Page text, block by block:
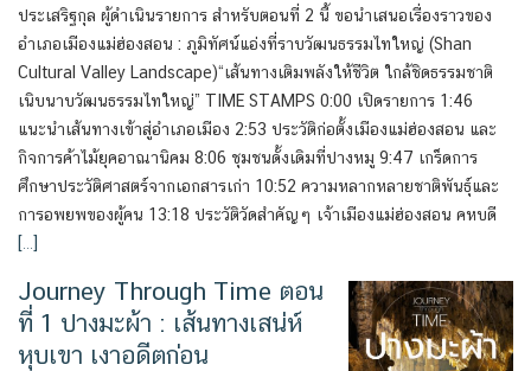
ประเสริฐกุล ผู้ดำเนินรายการ สำหรับตอนที่ 2 นี้ ขอนำเสนอเรื่องราวของ
อำเภอเมืองแม่ฮ่องสอน : ภูมิทัศน์แอ่งที่ราบวัฒนธรรมไทใหญ่ (Shan
Cultural Valley Landscape)“เส้นทางเติมพลังให้ชีวิต ใกล้ชิดธรรมชาติ
เนิบนาบวัฒนธรรมไทใหญ่” TIME STAMPS 0:00 เปิดรายการ 1:46
แนะนำเส้นทางเข้าสู่อำเภอเมือง 2:53 ประวัติก่อตั้งเมืองแม่ฮ่องสอน และ
กิจการค้าไม้ยุคอาณานิคม 8:06 ชุมชนดั้งเดิมที่ปางหมู 9:47 เกร็ดการ
ศึกษาประวัติศาสตร์จากเอกสารเก่า 10:52 ความหลากหลายชาติพันธุ์และ
การอพยพของผู้คน 13:18 ประวัติวัดสำคัญๆ เจ้าเมืองแม่ฮ่องสอน คหบดี
[…]
Journey Through Time ตอน
ที่ 1 ปางมะผ้า : เส้นทางเสน่ห์
หุบเขา เงาอดีตก่อน